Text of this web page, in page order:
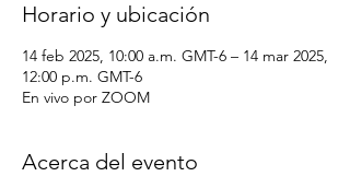
Horario y ubicación
14 feb 2025, 10:00 a.m. GMT-6 – 14 mar 2025,
12:00 p.m. GMT-6
En vivo por ZOOM
Acerca del evento